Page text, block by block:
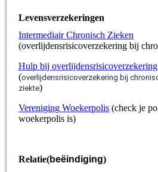
Levensverzekeringen
Intermediair Chronisch Zieken
(overlijdensrisicoverzekering bij
Hulp bij overlijdensrisicoverzekering
(overlijdensrisicoverzekering bij
ziekte)
Vereniging Woekerpolis (check je
woekerpolis is)
Relatie(beëindiging)